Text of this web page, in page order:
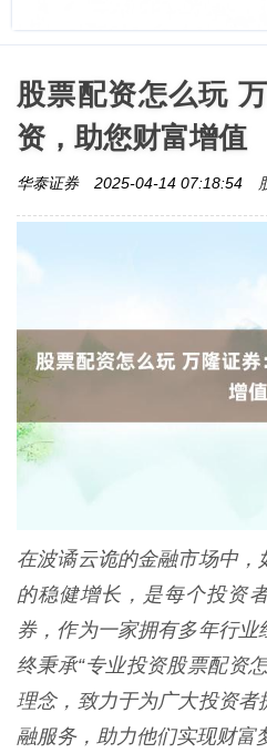
股票配资怎么玩
资，助您财富增值
华泰证券 2025-04-14 07:18:54
在波谲云诡的金融市场中
的稳健增长，是每个投资
券，作为一家拥有多年行
终秉承“专业投资股票配资
理念，致力于为广大投资
融服务，助力他们实现财富